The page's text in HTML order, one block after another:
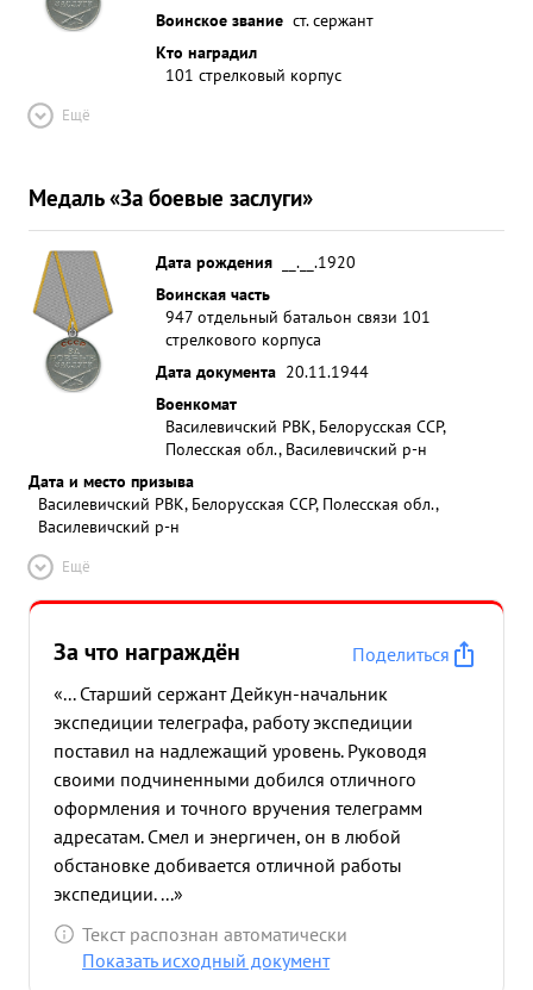
Воинское звание ст. сержант
Кто наградил
101 стрелковый корпус
Ещё
Медаль «За боевые заслуги»
Дата рождения
__.__.1920
Воинская часть
947 отдельный батальон связи 101
стрелкового корпуса
Дата документа 20.11.1944
Военкомат
Василевичский РВК, Белорусская ССР,
Полесская обл., Василевичский р-н
Дата и место призыва
Василевичский РВК, Белорусская ССР, Полесская обл.,
Василевичский р-н
Ещё
За что награждён
Поделиться
«... Старший сержант Дейкун-начальник
экспедиции телеграфа, работу экспедиции
поставил на надлежащий уровень. Руководя
своими подчиненными добился отличного
оформления и точного вручения телеграмм
адресатам. Смел и энергичен, он в любой
обстановке добивается отличной работы
экспедиции. ...»
Текст распознан автоматически
Показать исходный документ